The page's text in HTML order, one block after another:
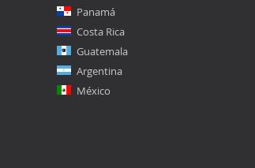
Panamá
Costa Rica
Guatemala
Argentina
México